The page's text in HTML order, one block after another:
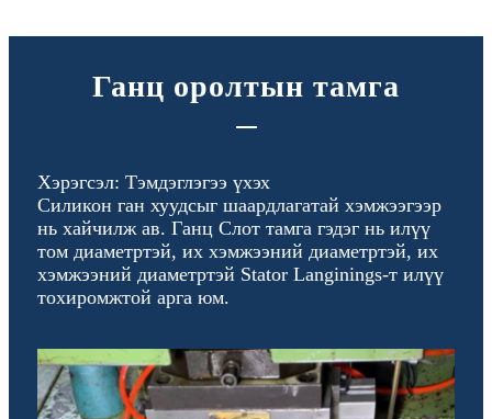
Ганц оролтын тамга
Хэрэгсэл: Тэмдэглэгээ үхэх
Силикон ган хуудсыг шаардлагатай хэмжээгээр
нь хайчилж ав. Ганц Слот тамга гэдэг нь илүү
том диаметртэй, их хэмжээний диаметртэй, их
хэмжээний диаметртэй Stator Langinings-т илүү
тохиромжтой арга юм.